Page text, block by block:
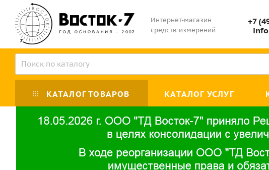
Интернет-магазин
средств измерений
+7
КАТАЛОГ ТОВАРОВ КАТАЛОГ УСЛУГ